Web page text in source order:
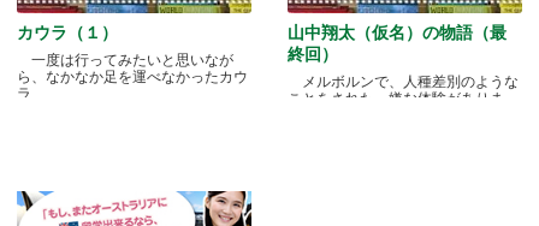
カウラ（１）
一度は行ってみたいと思いなが
ら、なかなか足を運べなかったカウ
ラ.....
山中翔太（仮名）の物語（最
終回）
メルボルンで、人種差別のような
ことをされた、嫌な体験がありま